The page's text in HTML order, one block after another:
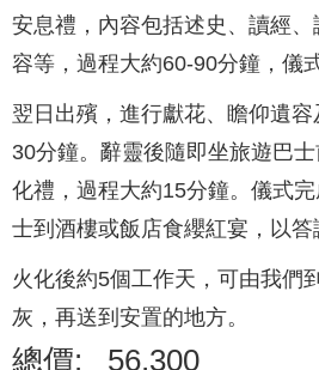
安息禮，內容包括述史、讀經
容等，過程大約60-90分鐘，儀
翌日出殯，進行獻花、瞻仰遺
30分鐘。辭靈後隨即坐旅遊巴
化禮，過程大約15分鐘。儀式
士到酒樓或飯店食纓紅宴，以答
火化後約5個工作天，可由我們
灰，再送到安置的地方。
總價: 56,300